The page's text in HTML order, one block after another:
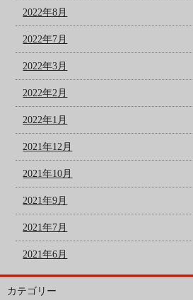
2022年8月
2022年7月
2022年3月
2022年2月
2022年1月
2021年12月
2021年10月
2021年9月
2021年7月
2021年6月
カテゴリー